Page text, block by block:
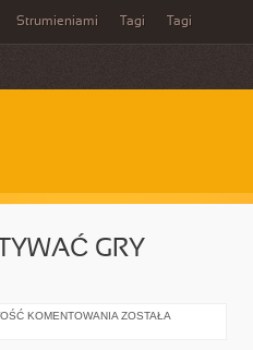
Strumieniami Tagi Tagi
GRY
KOMENTOWANIA JAK
ZOSTAŁA